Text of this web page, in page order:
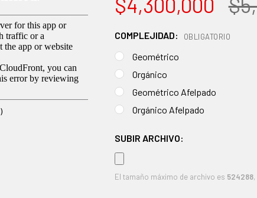
$4,300,000
COMPLEJIDAD: OBLIGATORIO
Geométrico
Orgánico
Geométrico Afelpado
Orgánico Afelpado
SUBIR ARCHIVO:
El tamaño máximo de archivo es 524288,